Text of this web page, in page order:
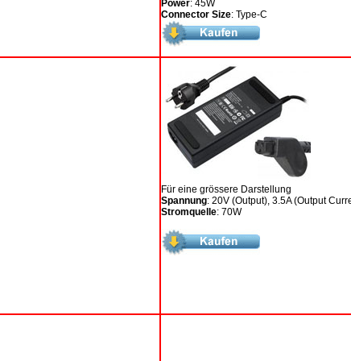
Power: 45W
Connector Size: Type-C
Für eine grössere Darstellung
Spannung: 20V (Output), 3.5A (Output
Stromquelle: 70W